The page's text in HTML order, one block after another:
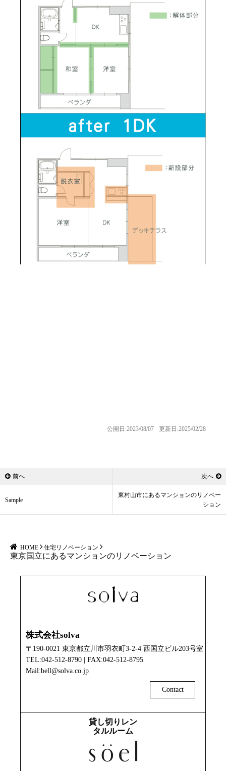
リノベ前 平面プラン
公開日:2023/08/07 更新日:2025/02/28
前へ
Sample
次へ
東村山市にあるマンションのリノベー
ション
HOME 住宅リノベーション
東京国立にあるマンションのリノベーション
株式会社solva
〒190-0021 東京都立川市羽衣町3-2-4 西国立ビル203号室
TEL:042-512-8790 | FAX:042-512-8795
Mail:bell@solva.co.jp
Contact
貸し切りレン
タルルーム